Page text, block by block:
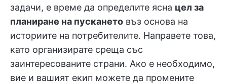
задачи, е време да определите ясна цел за
планиране на пускането въз основа на
историите на потребителите. Направете това,
като организирате среща със
заинтересованите страни. Ако е необходимо,
вие и вашият екип можете да промените